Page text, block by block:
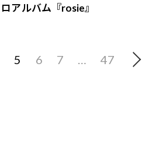
アルバム『rosie』
5 6 7 47